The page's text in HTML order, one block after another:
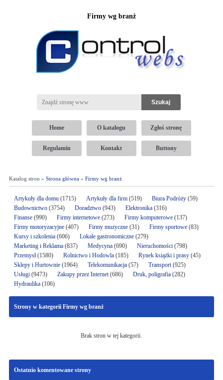
Firmy wg branż
Home O katalogu Zgłoś stronę
Regulamin Kontakt Buttony
Katalog stron » Strona główna» Firmy wg branż
Artykuły dla domu(1715) Artykuły dla firm(519) Biura Podróży(59)
Budownictwo(3754) Doradztwo(943) Elektronika (316)
Finanse(990) Firmy internetowe (273) Firmy komputerowe(137)
Firmy motoryzacyjne(407) Firmy muzyczne(31) Firmy sportowe(83)
Kursy i szkolenia(606) Lokale gastronomiczne(279)
Marketing i Reklama(837) Medycyna(690) Nieruchomości(798)
Przemysł(1580) Rolnictwo i Hodowla(185) Rynek książki i prasy(45)
Sklepy i Hurtownie(1964) Telekomunikacja(57) Transport(925)
Usługi(9473) Zakupy przez Internet(686) Druk, poligrafia(282)
Hydraulika(106)
Strony w kategorii Firmy wg branż
Brak stron w tej kategorii.
Ostatnio komentowane strony